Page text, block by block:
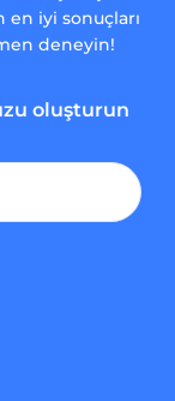
iyi sonuçları
deneyin!
oluşturun